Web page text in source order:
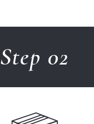
Step 02